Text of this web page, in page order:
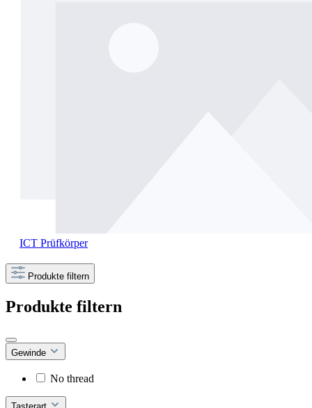
ICT Prüfkörper
Produkte filtern
Produkte filtern
Gewinde
No thread